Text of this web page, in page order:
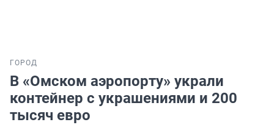
ГОРОД
В «Омском аэропорту» украли
контейнер с украшениями и 200
тысяч евро